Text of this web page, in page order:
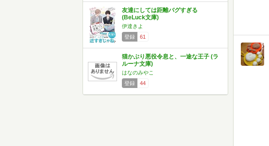
友達にしては距離バグすぎる
(BeLuck文庫)
伊達きよ
登録
61
猫かぶり悪役令息と、一途な王子 (ラ
ルーナ文庫)
はなのみやこ
登録
44